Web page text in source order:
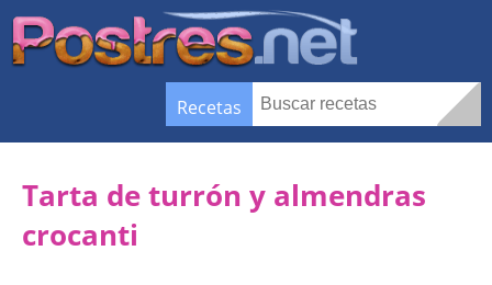
Recetas
Tarta de turrón y almendras
crocanti